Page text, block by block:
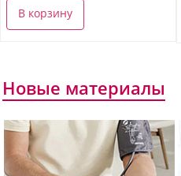
В корзину
Новые материалы